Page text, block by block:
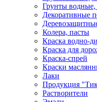
Грунты
Декоративные
Колера, пасты
Краска водно-
Краска для
Краска-спрей
Краски
Лаки
Продукция
Растворители